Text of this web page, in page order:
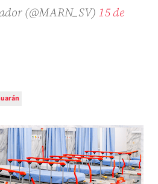
(@MARN_SV) 15 de